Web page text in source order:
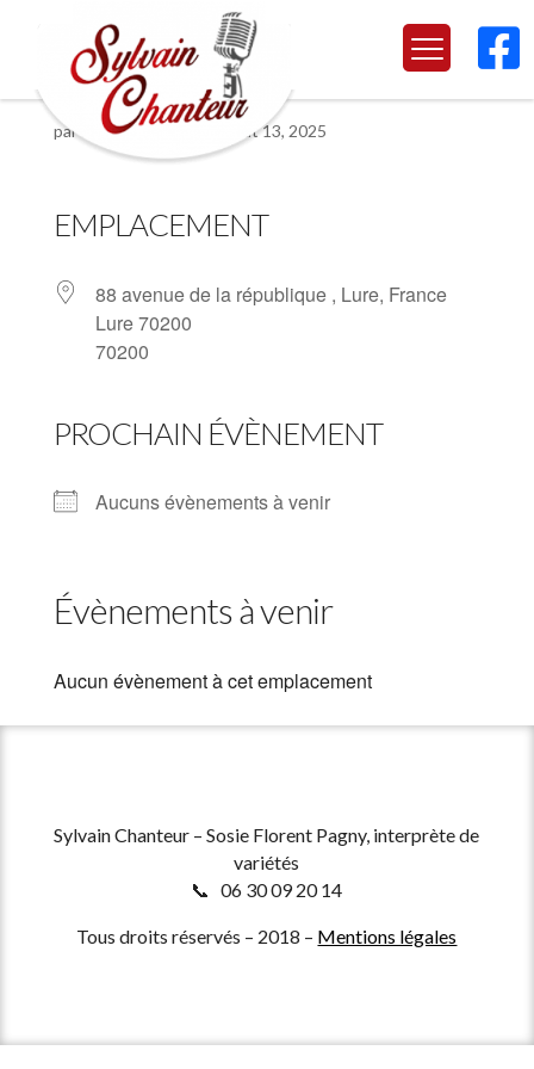

Lure 70200
par Sylvain Chanteur Août 13, 2025
EMPLACEMENT
88 avenue de la république , Lure, France
Lure 70200
70200
PROCHAIN ÉVÈNEMENT
Aucuns évènements à venir
Évènements à venir
Aucun évènement à cet emplacement
Sylvain Chanteur – Sosie Florent Pagny, interprète de
variétés
📞 06 30 09 20 14
Tous droits réservés – 2018 – Mentions légales